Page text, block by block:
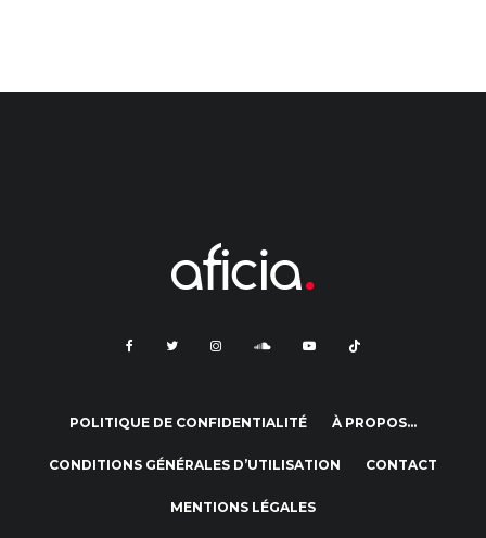
POLITIQUE DE CONFIDENTIALITÉ À PROPOS…
CONDITIONS GÉNÉRALES D’UTILISATION CONTACT
MENTIONS LÉGALES